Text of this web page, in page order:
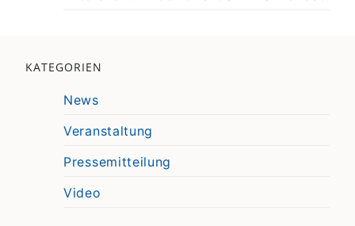
KATEGORIEN
News
Veranstaltung
Pressemitteilung
Video